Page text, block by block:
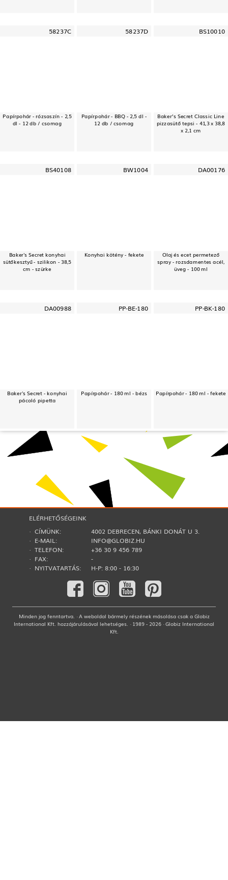
58237C
Papírpohár - rózsaszín - 2,5
dl - 12 db / csomag
58237D
Papírpohár - BBQ - 2,5 dl -
12 db / csomag
BS10010
Baker’s Secret Classic Line
pizzasütő tepsi - 41,3 x 38,8
x 2,1 cm
BS40108
Baker's Secret konyhai
sütőkesztyű - szilikon - 38,5
cm - szürke
BW1004
Konyhai kötény - fekete
DA00176
Olaj és ecet permetező
spray - rozsdamentes acél,
üveg - 100 ml
DA00988
Baker's Secret - konyhai
pácoló pipetta
PP-BE-180
Papírpohár - 180 ml - bézs
PP-BK-180
Papírpohár - 180 ml - fekete
ELÉRHETŐSÉGEINK
· CÍMÜNK:
4002 DEBRECEN, BÁNKI DONÁT U 3.
· E-MAIL:
INFO@GLOBIZ.HU
· TELEFON:
+36 30 9 456 789
· FAX:
-
· NYITVATARTÁS:
H-P: 8:00 - 16:30
Minden jog fenntartva. · A weboldal bármely részének másolása csak a Globiz
International Kft. hozzájárulásával lehetséges. · 1989 - 2026 · Globiz International
Kft.